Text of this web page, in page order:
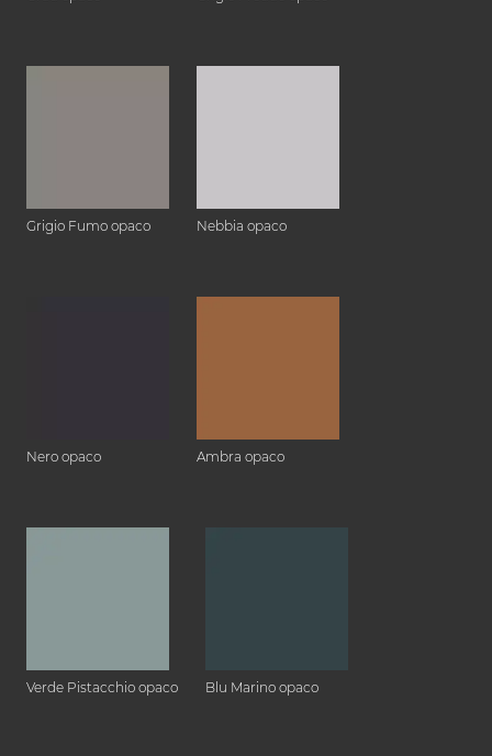
Grigio Fumo opaco Nebbia opaco
Nero opaco Ambra opaco
Verde Pistacchio opaco Blu Marino opaco